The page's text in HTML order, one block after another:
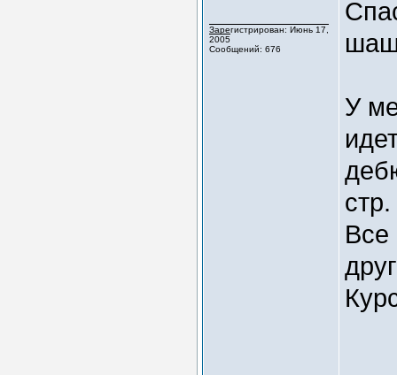
Зарегистрирован: Июнь 17,
2005
Сообщений: 676
У
стр.
Все